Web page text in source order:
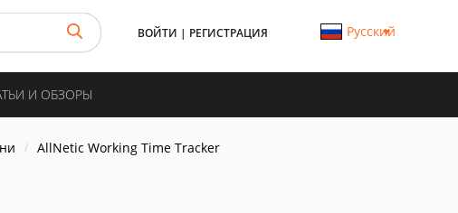
ВОЙТИ | РЕГИСТРАЦИЯ Русский
И ОБЗОРЫ
AllNetic Working Time Tracker